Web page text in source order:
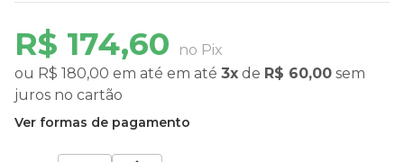
R$ 174,60
no Pix
ou R$ 180,00 em até em até 3x de R$ 60,00 sem
juros no cartão
Ver formas de pagamento